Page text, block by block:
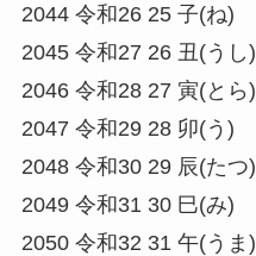
2044 令和26 25 子(ね)
2045 令和27 26 丑(うし)
2046 令和28 27 寅(とら)
2047 令和29 28 卯(う)
2048 令和30 29 辰(たつ)
2049 令和31 30 巳(み)
2050 令和32 31 午(うま)